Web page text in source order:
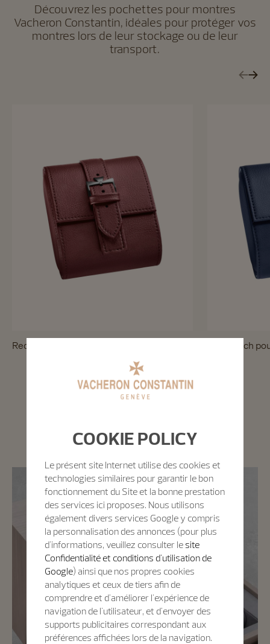
Découvrez les pochettes pour montres
Vacheron Constantin, idéales pour protéger vos
montres lors de leur stockage ou de leur
transport.
Red watch pouch Blue watch
Découvrez nos coffrets en bois
COOKIE POLICY
Le présent site Internet utilise des cookies et
technologies similaires pour garantir le bon
fonctionnement du Site et la bonne prestation
des services ici proposes. Nous utilisons
également divers services Google y compris
la personnalisation des annonces (pour plus
d'informations, veuillez consulter le site
Confidentialité et conditions d'utilisation de
Google) ainsi que nos propres cookies
analytiques et ceux de tiers afin de
comprendre et d'améliorer l'expérience de
navigation de l'utilisateur, et d'envoyer des
supports publicitaires correspondant aux
préférences affichées lors de la navigation.